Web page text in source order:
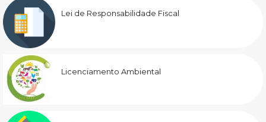
Lei de Responsabilidade Fiscal
Licenciamento Ambiental